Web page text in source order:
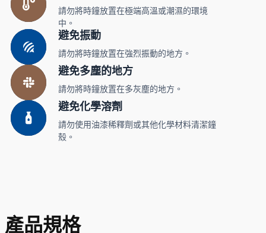
請勿將時鐘放置在極端高溫或潮濕的環境
中。
避免振動
請勿將時鐘放置在強烈振動的地方。
避免多塵的地方
請勿將時鐘放置在多灰塵的地方。
避免化學溶劑
請勿使用油漆稀釋劑或其他化學材料清潔鐘
殼。
產品規格